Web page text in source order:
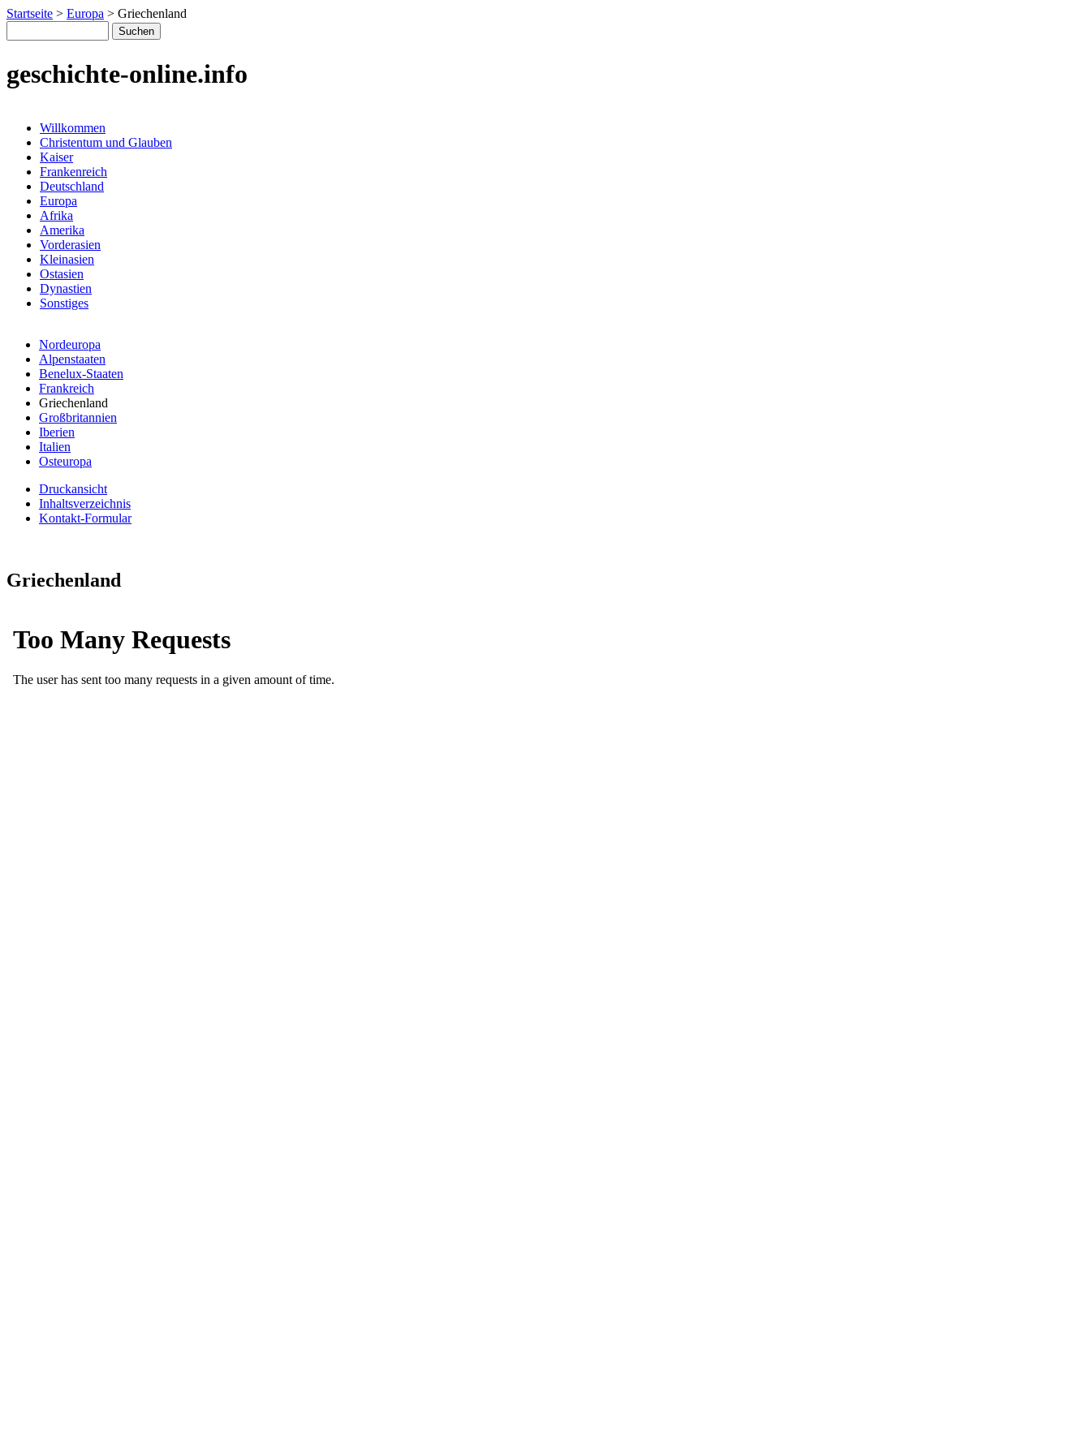
Startseite > Europa > Griechenland
geschichte-online.info
Willkommen
Christentum und Glauben
Kaiser
Frankenreich
Deutschland
Europa
Afrika
Amerika
Vorderasien
Kleinasien
Ostasien
Dynastien
Sonstiges
Nordeuropa
Alpenstaaten
Benelux-Staaten
Frankreich
Griechenland
Großbritannien
Iberien
Italien
Osteuropa
Druckansicht
Inhaltsverzeichnis
Kontakt-Formular
Griechenland